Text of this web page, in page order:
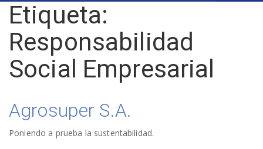
Etiqueta:
Responsabilidad
Social Empresarial
Agrosuper S.A.
Poniendo a prueba la sustentabilidad.